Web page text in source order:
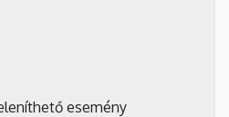
esemény